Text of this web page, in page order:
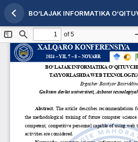
Maqola tafsilotlariga qaytish